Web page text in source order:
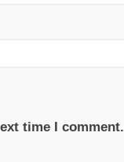
time I comment.